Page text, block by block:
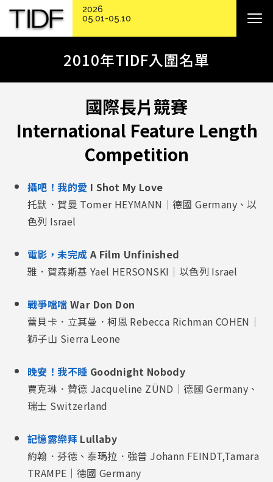
2010年TIDF入圍名單
國際長片競賽
International Feature Length
Competition
攝吧！我的愛 I Shot My Love
托默．賀曼 Tomer HEYMANN｜德國 Germany、以
色列 Israel
電影，未完成 A Film Unfinished
雅．賀森斯基 Yael HERSONSKI｜以色列 Israel
戰爭噹噹 War Don Don
蕾貝卡．立其曼．柯恩 Rebecca Richman COHEN｜
獅子山 Sierra Leone
晚安！我不睡 Goodnight Nobody
賈克琳．贊德 Jacqueline ZÜND｜德國 Germany、
瑞士 Switzerland
記憶露樂拜 Lullaby
約翰．芬德、泰瑪拉．強普 Johann FEINDT,Tamara
TRAMPE｜德國 Germany
2026
05.01-05.10